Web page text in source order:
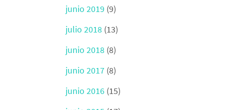
junio 2019 (9)
julio 2018 (13)
junio 2018 (8)
junio 2017 (8)
junio 2016 (15)